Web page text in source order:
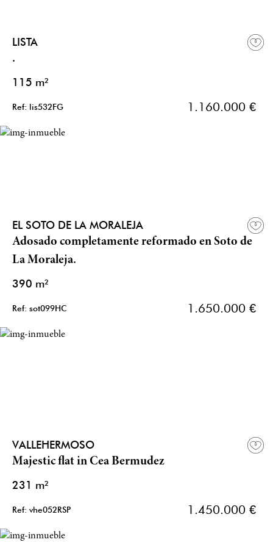
LISTA
.
115 m²
Ref: lis532FG 1.160.000 €
EL SOTO DE LA MORALEJA
Adosado completamente reformado en Soto de
La Moraleja.
390 m²
Ref: sot099HC 1.650.000 €
VALLEHERMOSO
Majestic flat in Cea Bermudez
231 m²
Ref: vhe052RSP 1.450.000 €